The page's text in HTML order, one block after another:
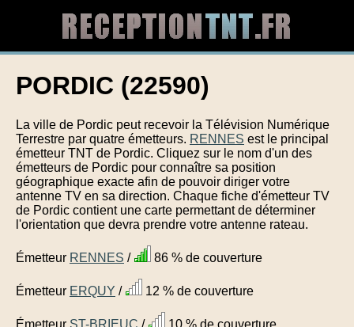
PORDIC (22590)
La ville de Pordic peut recevoir la Télévision Numérique
Terrestre par quatre émetteurs. RENNES est le principal
émetteur TNT de Pordic. Cliquez sur le nom d'un des
émetteurs de Pordic pour connaître sa position
géographique exacte afin de pouvoir diriger votre
antenne TV en sa direction. Chaque fiche d'émetteur TV
de Pordic contient une carte permettant de déterminer
l'orientation que devra prendre votre antenne rateau.
Émetteur RENNES / 86 % de couverture
Émetteur ERQUY / 12 % de couverture
Émetteur ST-BRIEUC / 10 % de couverture